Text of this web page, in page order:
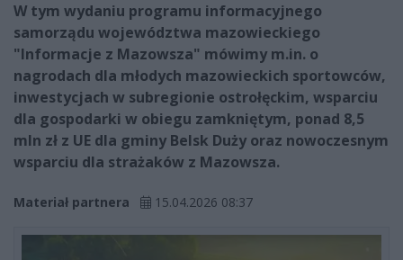
W tym wydaniu programu informacyjnego
samorządu województwa mazowieckiego
"Informacje z Mazowsza" mówimy m.in. o
nagrodach dla młodych mazowieckich sportowców,
inwestycjach w subregionie ostrołęckim, wsparciu
dla gospodarki w obiegu zamkniętym, ponad 8,5
mln zł z UE dla gminy Belsk Duży oraz nowoczesnym
wsparciu dla strażaków z Mazowsza.
Materiał partnera 15.04.2026 08:37